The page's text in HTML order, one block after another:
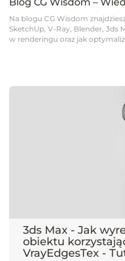
Na blogu CG Wisdom
SketchUp, V-Ray, Blender,
w renderingu oraz jak
3ds Max - Jak
obiektu
VrayEdgesTex -